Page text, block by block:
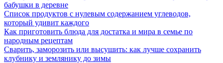
бабушки в деревне
Список продуктов с нулевым содержанием углеводов,
который удивит каждого
Как приготовить блюда для достатка и мира в семье по
народным рецептам
Сварить, заморозить или высушить: как лучше сохранить
клубнику и землянику до зимы